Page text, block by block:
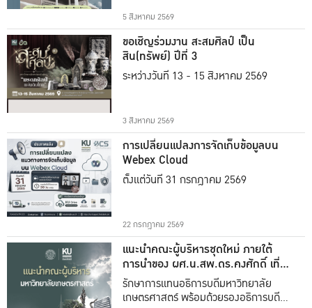
5 สิงหาคม 2569
ขอเชิญร่วมงาน สะสมศิลป์ เป็น
สิน(ทรัพย์) ปีที่ 3
ระหว่างวันที่ 13 - 15 สิงหาคม 2569
3 สิงหาคม 2569
การเปลี่ยนแปลงการจัดเก็บข้อมูลบน
Webex Cloud
ตั้งแต่วันที่ 31 กรกฎาคม 2569
22 กรกฎาคม 2569
แนะนำคณะผู้บริหารชุดใหม่ ภายใต้
การนำของ ผศ.น.สพ.ดร.คงศักดิ์ เที่ยง
ธรรม
รักษาการแทนอธิการบดีมหาวิทยาลัย
เกษตรศาสตร์ พร้อมด้วยรองอธิการบดีทั้ง